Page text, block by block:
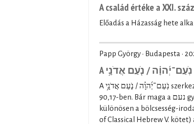
A család értéke a XXI.
Előadás a Házasság hete
Papp György · Budapesta ·
A נֹֽעַם־יְ֜הוָ֗ה / נֹ֤עַם אֲדֹנָ֥י szerkezet csupán kétszer fordul elő a Héber Bibliában: a Zsolt 27,4-ben és a Zsolt
90,17-ben. Bár maga a נעם gyök származékszavai többször is előfordulnak a Héber Bibliában,
különösen a bölcsesség-
of Classical Hebrew V.